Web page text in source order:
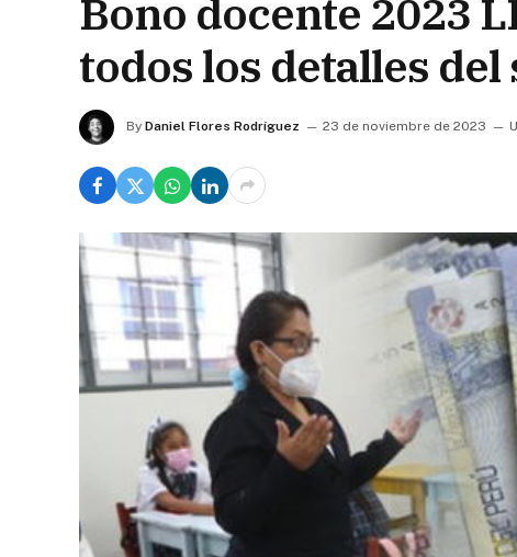
Bono docente 2023
todos los detalles
By Daniel Flores Rodríguez 23 de noviembre de 2023